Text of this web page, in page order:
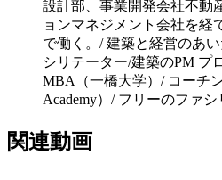
設計部、事業開発会社不動
ョンマネジメント会社を経
で働く。/ 建築と経営のあ
シリテーター/建築のPM プ
MBA（一橋大学）/ コーチ
Academy）/ フリーのファ
関連動画